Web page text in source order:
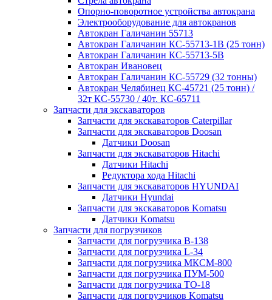
Опорно-поворотное устройства автокрана
Электрооборудование для автокранов
Автокран Галичанин 55713
Автокран Галичанин КС-55713-1В (25 тонн)
Автокран Галичанин КС-55713-5В
Автокран Ивановец
Автокран Галичанин КС-55729 (32 тонны)
Автокран Челябинец КС-45721 (25 тонн) /
32т КС-55730 / 40т. КС-65711
Запчасти для экскаваторов
Запчасти для экскаваторов Caterpillar
Запчасти для экскаваторов Doosan
Датчики Doosan
Запчасти для экскаваторов Hitachi
Датчики Hitachi
Редуктора хода Hitachi
Запчасти для экскаваторов HYUNDAI
Датчики Hyundai
Запчасти для экскаваторов Komatsu
Датчики Komatsu
Запчасти для погрузчиков
Запчасти для погрузчика B-138
Запчасти для погрузчика L-34
Запчасти для погрузчика МКСМ-800
Запчасти для погрузчика ПУМ-500
Запчасти для погрузчика ТО-18
Запчасти для погрузчиков Komatsu